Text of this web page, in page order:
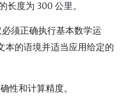
长度为 300 公里。
须正确执行基本数学运
本的语境并适当应用给定的
性和计算精度。